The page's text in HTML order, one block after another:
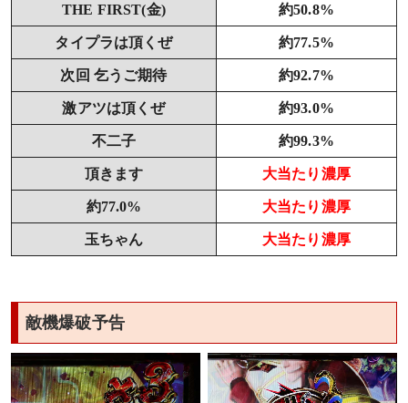
THE FIRST(金) 約50.8%
タイプラは頂くぜ 約77.5%
次回 乞うご期待 約92.7%
激アツは頂くぜ 約93.0%
不二子 約99.3%
頂きます 大当たり濃厚
約77.0% 大当たり濃厚
玉ちゃん 大当たり濃厚
敵機爆破予告